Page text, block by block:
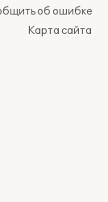
об ошибке
Карта сайта